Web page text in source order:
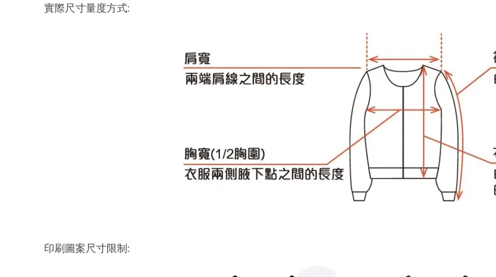
實際尺寸量度方式:
印刷圖案尺寸限制: